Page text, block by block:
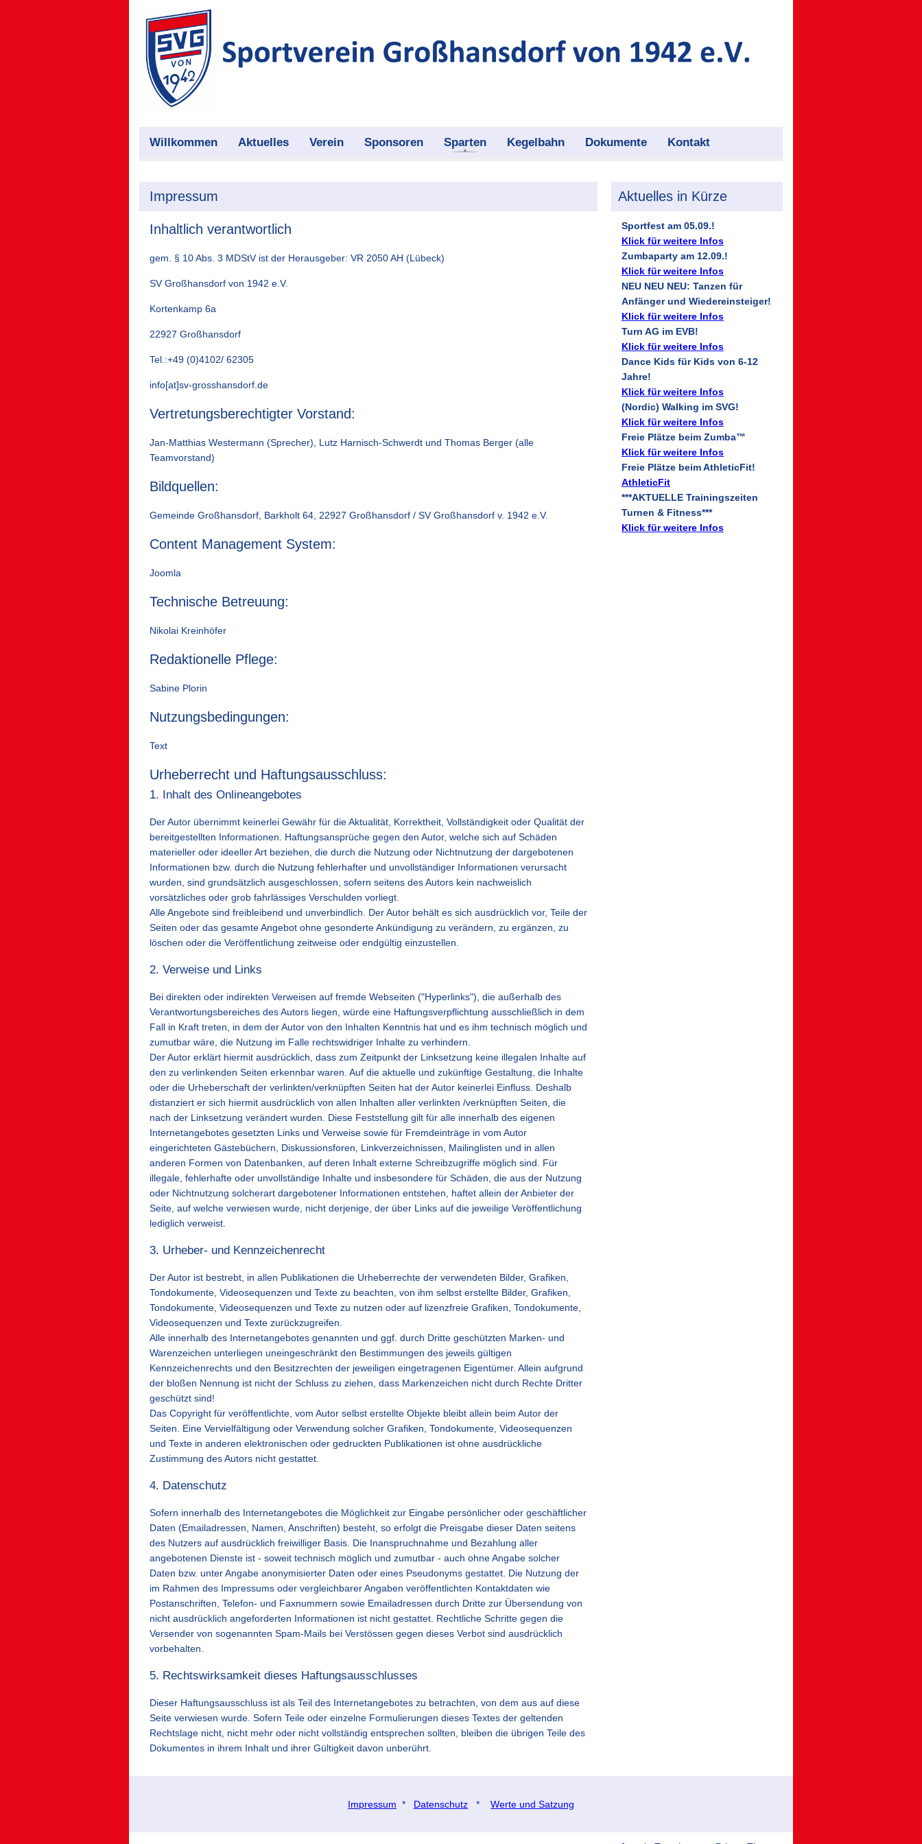
Willkommen Aktuelles Verein Sponsoren Sparten Kegelbahn Dokumente Kontakt
Impressum
Inhaltlich verantwortlich
gem. § 10 Abs. 3 MDStV ist der Herausgeber: VR 2050 AH (Lübeck)
SV Großhansdorf von 1942 e.V.
Kortenkamp 6a
22927 Großhansdorf
Tel.:+49 (0)4102/ 62305
info[at]sv-grosshansdorf.de
Vertretungsberechtigter Vorstand:
Jan-Matthias Westermann (Sprecher), Lutz Harnisch-Schwerdt und Thomas Berger (alle
Teamvorstand)
Bildquellen:
Gemeinde Großhansdorf, Barkholt 64, 22927 Großhansdorf / SV Großhansdorf v. 1942 e.V.
Content Management System:
Joomla
Technische Betreuung:
Nikolai Kreinhöfer
Redaktionelle Pflege:
Sabine Plorin
Nutzungsbedingungen:
Text
Urheberrecht und Haftungsausschluss:
1. Inhalt des Onlineangebotes
Der Autor übernimmt keinerlei Gewähr für die Aktualität, Korrektheit, Vollständigkeit oder Qualität der
bereitgestellten Informationen. Haftungsansprüche gegen den Autor, welche sich auf Schäden
materieller oder ideeller Art beziehen, die durch die Nutzung oder Nichtnutzung der dargebotenen
Informationen bzw. durch die Nutzung fehlerhafter und unvollständiger Informationen verursacht
wurden, sind grundsätzlich ausgeschlossen, sofern seitens des Autors kein nachweislich
vorsätzliches oder grob fahrlässiges Verschulden vorliegt.
Alle Angebote sind freibleibend und unverbindlich. Der Autor behält es sich ausdrücklich vor, Teile der
Seiten oder das gesamte Angebot ohne gesonderte Ankündigung zu verändern, zu ergänzen, zu
löschen oder die Veröffentlichung zeitweise oder endgültig einzustellen.
2. Verweise und Links
Bei direkten oder indirekten Verweisen auf fremde Webseiten ("Hyperlinks"), die außerhalb des
Verantwortungsbereiches des Autors liegen, würde eine Haftungsverpflichtung ausschließlich in dem
Fall in Kraft treten, in dem der Autor von den Inhalten Kenntnis hat und es ihm technisch möglich und
zumutbar wäre, die Nutzung im Falle rechtswidriger Inhalte zu verhindern.
Der Autor erklärt hiermit ausdrücklich, dass zum Zeitpunkt der Linksetzung keine illegalen Inhalte auf
den zu verlinkenden Seiten erkennbar waren. Auf die aktuelle und zukünftige Gestaltung, die Inhalte
oder die Urheberschaft der verlinkten/verknüpften Seiten hat der Autor keinerlei Einfluss. Deshalb
distanziert er sich hiermit ausdrücklich von allen Inhalten aller verlinkten /verknüpften Seiten, die
nach der Linksetzung verändert wurden. Diese Feststellung gilt für alle innerhalb des eigenen
Internetangebotes gesetzten Links und Verweise sowie für Fremdeinträge in vom Autor
eingerichteten Gästebüchern, Diskussionsforen, Linkverzeichnissen, Mailinglisten und in allen
anderen Formen von Datenbanken, auf deren Inhalt externe Schreibzugriffe möglich sind. Für
illegale, fehlerhafte oder unvollständige Inhalte und insbesondere für Schäden, die aus der Nutzung
oder Nichtnutzung solcherart dargebotener Informationen entstehen, haftet allein der Anbieter der
Seite, auf welche verwiesen wurde, nicht derjenige, der über Links auf die jeweilige Veröffentlichung
lediglich verweist.
3. Urheber- und Kennzeichenrecht
Der Autor ist bestrebt, in allen Publikationen die Urheberrechte der verwendeten Bilder, Grafiken,
Tondokumente, Videosequenzen und Texte zu beachten, von ihm selbst erstellte Bilder, Grafiken,
Tondokumente, Videosequenzen und Texte zu nutzen oder auf lizenzfreie Grafiken, Tondokumente,
Videosequenzen und Texte zurückzugreifen.
Alle innerhalb des Internetangebotes genannten und ggf. durch Dritte geschützten Marken- und
Warenzeichen unterliegen uneingeschränkt den Bestimmungen des jeweils gültigen
Kennzeichenrechts und den Besitzrechten der jeweiligen eingetragenen Eigentümer. Allein aufgrund
der bloßen Nennung ist nicht der Schluss zu ziehen, dass Markenzeichen nicht durch Rechte Dritter
geschützt sind!
Das Copyright für veröffentlichte, vom Autor selbst erstellte Objekte bleibt allein beim Autor der
Seiten. Eine Vervielfältigung oder Verwendung solcher Grafiken, Tondokumente, Videosequenzen
und Texte in anderen elektronischen oder gedruckten Publikationen ist ohne ausdrückliche
Zustimmung des Autors nicht gestattet.
4. Datenschutz
Sofern innerhalb des Internetangebotes die Möglichkeit zur Eingabe persönlicher oder geschäftlicher
Daten (Emailadressen, Namen, Anschriften) besteht, so erfolgt die Preisgabe dieser Daten seitens
des Nutzers auf ausdrücklich freiwilliger Basis. Die Inanspruchnahme und Bezahlung aller
angebotenen Dienste ist - soweit technisch möglich und zumutbar - auch ohne Angabe solcher
Daten bzw. unter Angabe anonymisierter Daten oder eines Pseudonyms gestattet. Die Nutzung der
im Rahmen des Impressums oder vergleichbarer Angaben veröffentlichten Kontaktdaten wie
Postanschriften, Telefon- und Faxnummern sowie Emailadressen durch Dritte zur Übersendung von
nicht ausdrücklich angeforderten Informationen ist nicht gestattet. Rechtliche Schritte gegen die
Versender von sogenannten Spam-Mails bei Verstössen gegen dieses Verbot sind ausdrücklich
vorbehalten.
5. Rechtswirksamkeit dieses Haftungsausschlusses
Dieser Haftungsausschluss ist als Teil des Internetangebotes zu betrachten, von dem aus auf diese
Seite verwiesen wurde. Sofern Teile oder einzelne Formulierungen dieses Textes der geltenden
Rechtslage nicht, nicht mehr oder nicht vollständig entsprechen sollten, bleiben die übrigen Teile des
Dokumentes in ihrem Inhalt und ihrer Gültigkeit davon unberührt.
Aktuelles in Kürze
Sportfest am 05.09.!
Klick für weitere Infos
Zumbaparty am 12.09.!
Klick für weitere Infos
NEU NEU NEU: Tanzen für
Anfänger und Wiedereinsteiger!
Klick für weitere Infos
Turn AG im EVB!
Klick für weitere Infos
Dance Kids für Kids von 6-12
Jahre!
Klick für weitere Infos
(Nordic) Walking im SVG!
Klick für weitere Infos
Freie Plätze beim Zumba™
Klick für weitere Infos
Freie Plätze beim AthleticFit!
AthleticFit
***AKTUELLE Trainingszeiten
Turnen & Fitness***
Klick für weitere Infos
Impressum * Datenschutz * Werte und Satzung